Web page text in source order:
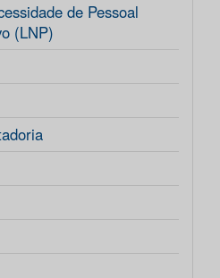
de Pessoal
(LNP)